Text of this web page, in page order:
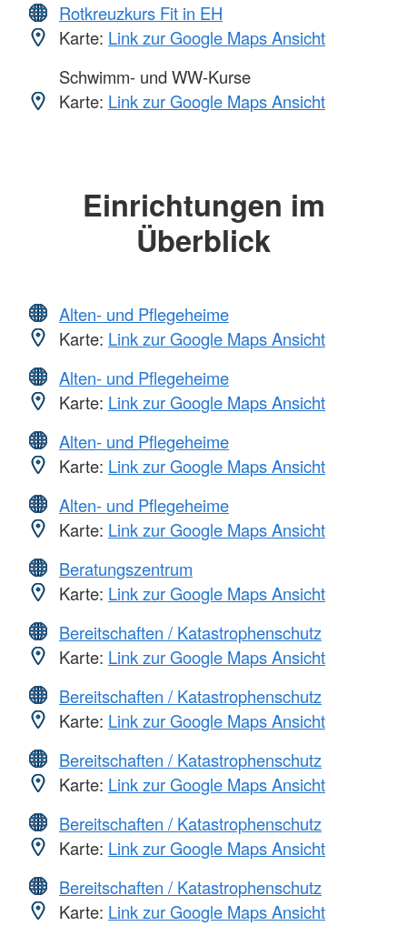
Rotkreuzkurs Fit in EH
Karte: Link zur Google Maps Ansicht
Schwimm- und WW-Kurse
Karte: Link zur Google Maps Ansicht
Einrichtungen im
Überblick
Alten- und Pflegeheime
Karte: Link zur Google Maps Ansicht
Alten- und Pflegeheime
Karte: Link zur Google Maps Ansicht
Alten- und Pflegeheime
Karte: Link zur Google Maps Ansicht
Alten- und Pflegeheime
Karte: Link zur Google Maps Ansicht
Beratungszentrum
Karte: Link zur Google Maps Ansicht
Bereitschaften / Katastrophenschutz
Karte: Link zur Google Maps Ansicht
Bereitschaften / Katastrophenschutz
Karte: Link zur Google Maps Ansicht
Bereitschaften / Katastrophenschutz
Karte: Link zur Google Maps Ansicht
Bereitschaften / Katastrophenschutz
Karte: Link zur Google Maps Ansicht
Bereitschaften / Katastrophenschutz
Karte: Link zur Google Maps Ansicht